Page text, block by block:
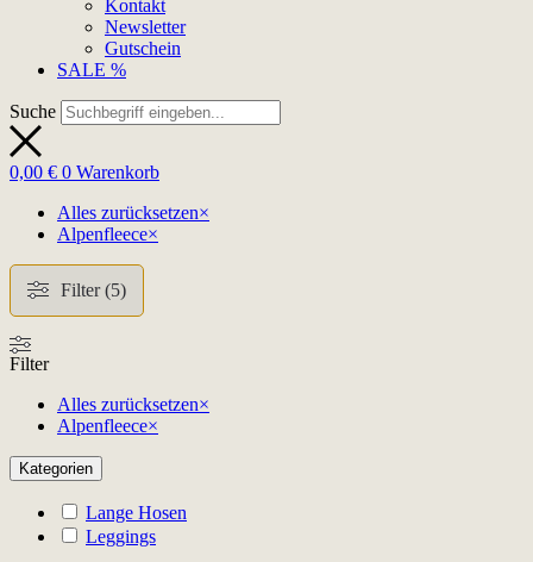
Kontakt
Newsletter
Gutschein
SALE %
Suche
0,00 € 0 Warenkorb
Alles zurücksetzen×
Alpenfleece×
Filter (5)
Filter
Alles zurücksetzen×
Alpenfleece×
Kategorien
Lange Hosen
Leggings